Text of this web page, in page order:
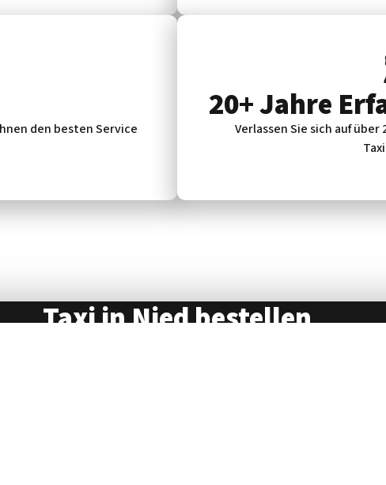
den besten Service
20+ Jahre
Verlassen Sie sich auf
Taxi in Nied bestellen